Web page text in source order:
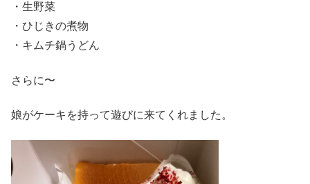
・生野菜
・ひじきの煮物
・キムチ鍋うどん
さらに〜
娘がケーキを持って遊びに来てくれました。